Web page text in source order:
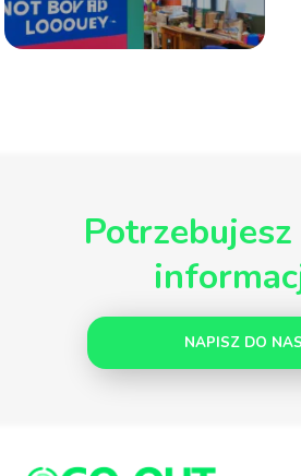
NAPISZ DO NAS